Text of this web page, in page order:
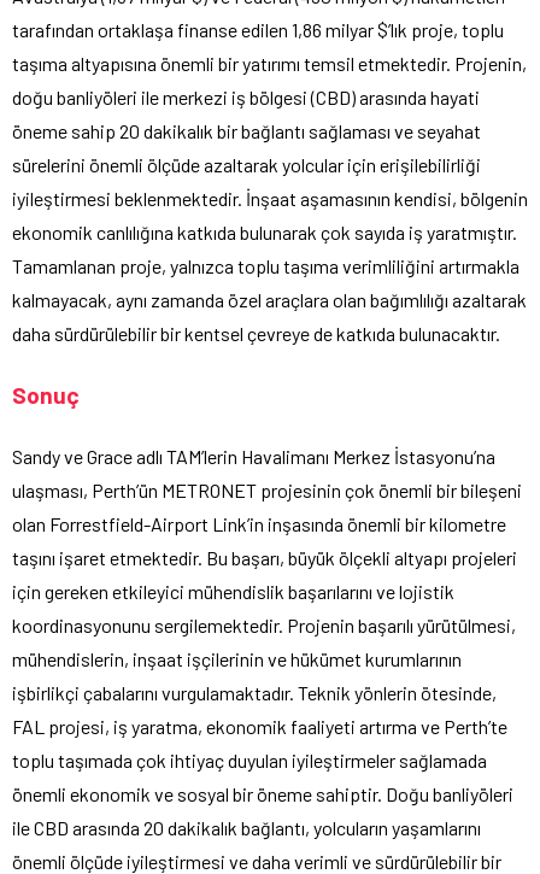
tarafından ortaklaşa finanse edilen 1,86 milyar $’lık proje, toplu
taşıma altyapısına önemli bir yatırımı temsil etmektedir. Projenin,
doğu banliyöleri ile merkezi iş bölgesi (CBD) arasında hayati
öneme sahip 20 dakikalık bir bağlantı sağlaması ve seyahat
sürelerini önemli ölçüde azaltarak yolcular için erişilebilirliği
iyileştirmesi beklenmektedir. İnşaat aşamasının kendisi, bölgenin
ekonomik canlılığına katkıda bulunarak çok sayıda iş yaratmıştır.
Tamamlanan proje, yalnızca toplu taşıma verimliliğini artırmakla
kalmayacak, aynı zamanda özel araçlara olan bağımlılığı azaltarak
daha sürdürülebilir bir kentsel çevreye de katkıda bulunacaktır.
Sonuç
Sandy ve Grace adlı TAM’lerin Havalimanı Merkez İstasyonu’na
ulaşması, Perth’ün METRONET projesinin çok önemli bir bileşeni
olan Forrestfield-Airport Link’in inşasında önemli bir kilometre
taşını işaret etmektedir. Bu başarı, büyük ölçekli altyapı projeleri
için gereken etkileyici mühendislik başarılarını ve lojistik
koordinasyonunu sergilemektedir. Projenin başarılı yürütülmesi,
mühendislerin, inşaat işçilerinin ve hükümet kurumlarının
işbirlikçi çabalarını vurgulamaktadır. Teknik yönlerin ötesinde,
FAL projesi, iş yaratma, ekonomik faaliyeti artırma ve Perth’te
toplu taşımada çok ihtiyaç duyulan iyileştirmeler sağlamada
önemli ekonomik ve sosyal bir öneme sahiptir. Doğu banliyöleri
ile CBD arasında 20 dakikalık bağlantı, yolcuların yaşamlarını
önemli ölçüde iyileştirmesi ve daha verimli ve sürdürülebilir bir